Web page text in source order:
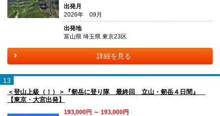
出発月
2026年 09月
出発地
富山県 埼玉県 東京23区
詳細を見る
13
＜登山上級（！）＞『剱岳に登り隊 最終回 立山・剱岳４日間』
【東京・大宮出発】
193,000円 ～ 193,000円